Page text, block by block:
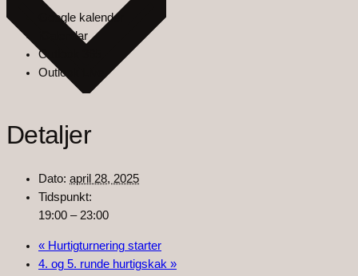
Google kalender
iCalendar
Outlook 365
Outlook Live
Detaljer
Dato: april 28, 2025
Tidspunkt:
19:00 – 23:00
« Hurtigturnering starter
4. og 5. runde hurtigskak »